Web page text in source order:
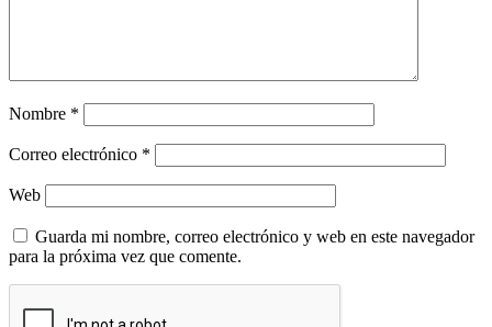
Nombre *
Correo electrónico *
Web
Guarda mi nombre, correo electrónico y web en este navegador
para la próxima vez que comente.